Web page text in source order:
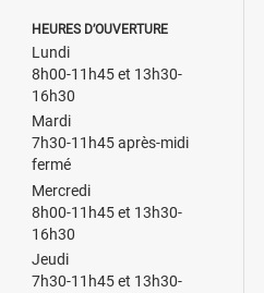
HEURES D’OUVERTURE
Lundi
8h00-11h45 et 13h30-
16h30
Mardi
7h30-11h45 après-midi
fermé
Mercredi
8h00-11h45 et 13h30-
16h30
Jeudi
7h30-11h45 et 13h30-